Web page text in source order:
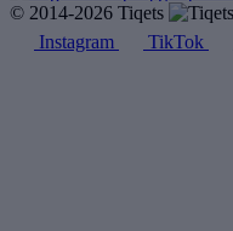
© 2014-2026 Tiqets
Instagram
TikTok